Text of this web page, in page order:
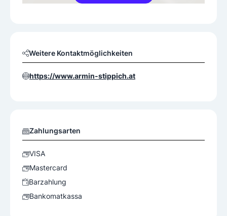
Weitere Kontaktmöglichkeiten
https://www.armin-stippich.at
Zahlungsarten
VISA
Mastercard
Barzahlung
Bankomatkassa